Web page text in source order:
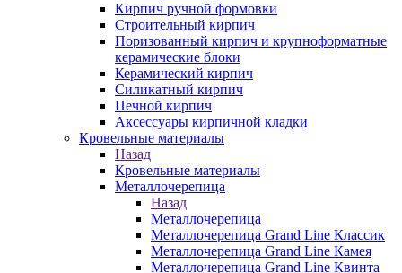
Кирпич ручной формовки
Строительный кирпич
Поризованный кирпич и крупноформатные
керамические блоки
Керамический кирпич
Силикатный кирпич
Печной кирпич
Аксессуары кирпичной кладки
Кровельные материалы
Назад
Кровельные материалы
Металлочерепица
Назад
Металлочерепица
Металлочерепица Grand Line Классик
Металлочерепица Grand Line Камея
Металлочерепица Grand Line Квинта